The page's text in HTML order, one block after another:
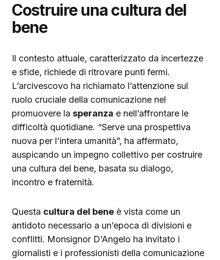
Costruire una cultura del
bene
Il contesto attuale, caratterizzato da incertezze
e sfide, richiede di ritrovare punti fermi.
L’arcivescovo ha richiamato l’attenzione sul
ruolo cruciale della comunicazione nel
promuovere la speranza e nell’affrontare le
difficoltà quotidiane. “Serve una prospettiva
nuova per l’intera umanità”, ha affermato,
auspicando un impegno collettivo per costruire
una cultura del bene, basata su dialogo,
incontro e fraternità.
Questa cultura del bene è vista come un
antidoto necessario a un’epoca di divisioni e
conflitti. Monsignor D’Angelo ha invitato i
giornalisti e i professionisti della comunicazione